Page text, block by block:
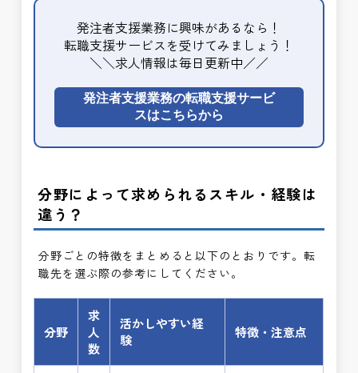
発注者支援業務に興味があるなら！
転職支援サービスを受けてみましょう！
＼＼求人情報は毎日更新中／／
発注者支援業務の転職支援サービ
スはこちらから
分野によって求められるスキル・経験は
違う？
分野ごとの特徴をまとめると以下のとおりです。転
職先を選ぶ際の参考にしてください。
分野
求
人
数
活かしやすい経
験
特徴・注意点